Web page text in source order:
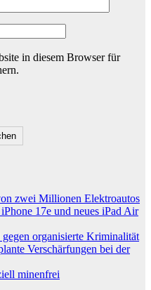
in diesem Browser für
zwei Millionen Elektroautos
17e und neues iPad Air
organisierte Kriminalität
Verschärfungen bei der
minenfrei